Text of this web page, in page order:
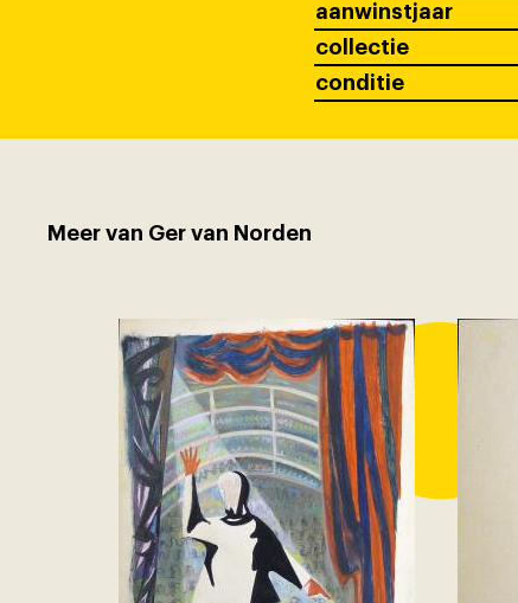
aanwinstjaar
collectie
conditie
Meer van Ger van Norden